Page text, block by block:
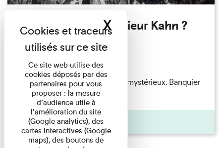
Qui êtes-vous Monsieur Kahn ?
Exposition permanente
Du 15/08/2026 au 15/08/2026
Albert Kahn est un personnage mystérieux. Banquier
d'origine modeste, il a ...
Agenda
Ce site web utilise des
cookies déposés par des
partenaires pour vous
proposer : la mesure
d’audience utile à
l’amélioration du site
(Google analytics), des
cartes interactives (Google
maps), des boutons de
XMasquer le